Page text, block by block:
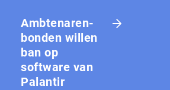
Amb­te­na­ren­
bon­den willen
ban op
software van
Palantir